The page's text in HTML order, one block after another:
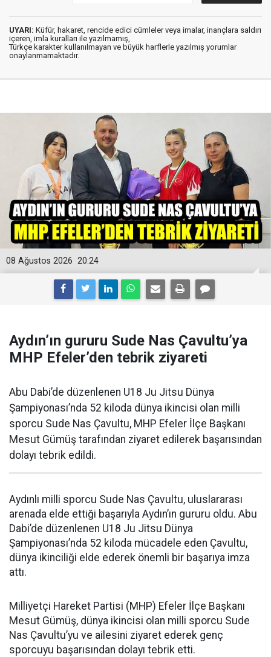
UYARI: Küfür, hakaret, rencide edici cümleler veya imalar, inançlara saldırı
içeren, imla kuralları ile yazılmamış,
Türkçe karakter kullanılmayan ve büyük harflerle yazılmış yorumlar
onaylanmamaktadır.
20:24
08 Ağustos 2026
Aydın’ın gururu Sude Nas Çavultu’ya
MHP Efeler’den tebrik ziyareti
Abu Dabi’de düzenlenen U18 Ju Jitsu Dünya
Şampiyonası’nda 52 kiloda dünya ikincisi olan milli
sporcu Sude Nas Çavultu, MHP Efeler İlçe Başkanı
Mesut Gümüş tarafından ziyaret edilerek başarısından
dolayı tebrik edildi.
Aydınlı milli sporcu Sude Nas Çavultu, uluslararası
arenada elde ettiği başarıyla Aydın’ın gururu oldu. Abu
Dabi’de düzenlenen U18 Ju Jitsu Dünya
Şampiyonası’nda 52 kiloda mücadele eden Çavultu,
dünya ikinciliği elde ederek önemli bir başarıya imza
attı.
Milliyetçi Hareket Partisi (MHP) Efeler İlçe Başkanı
Mesut Gümüş, dünya ikincisi olan milli sporcu Sude
Nas Çavultu’yu ve ailesini ziyaret ederek genç
sporcuyu başarısından dolayı tebrik etti.